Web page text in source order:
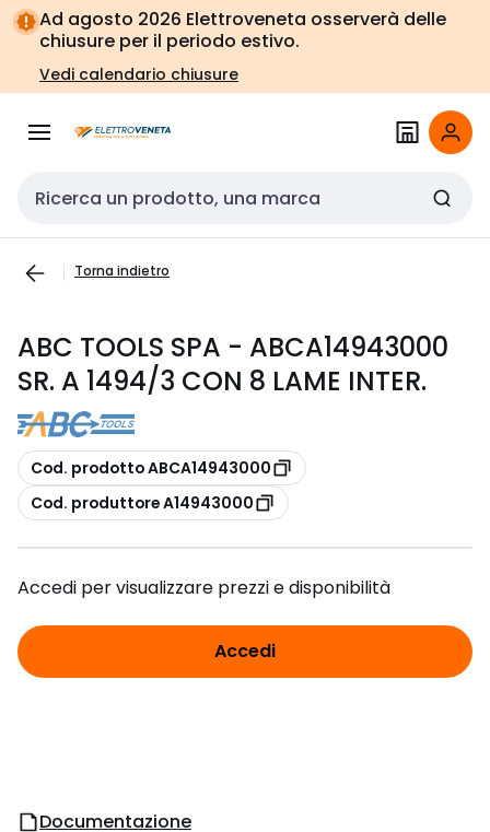
Vai alla
navigazione
Vai
alla
pagina
Ad agosto 2026 Elettroveneta osserverà delle
chiusure per il periodo estivo.
Vedi calendario chiusure
Cerca input
Torna indietro
ABC TOOLS SPA - ABCA14943000
SR. A 1494/3 CON 8 LAME INTER.
copia
Cod. prodotto ABCA14943000
copia
Cod. produttore A14943000
Accedi per visualizzare prezzi e disponibilità
Accedi
Documentazione